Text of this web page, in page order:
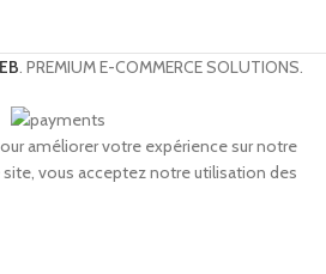
. PREMIUM E-COMMERCE SOLUTIONS.
améliorer votre expérience sur notre
site, vous acceptez notre utilisation des